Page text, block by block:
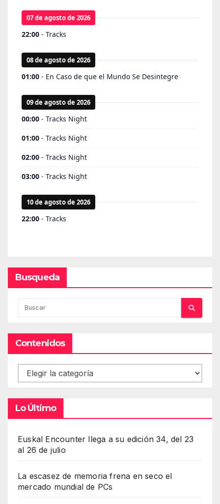
Busqueda
Contenidos
Contenidos
Lo Último
Euskal Encounter llega a su edición 34, del 23
al 26 de julio
La escasez de memoria frena en seco el
mercado mundial de PCs